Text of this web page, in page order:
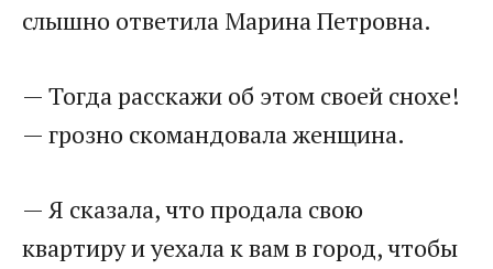
слышно ответила Марина Петровна.
— Тогда расскажи об этом своей снохе!
— грозно скомандовала женщина.
— Я сказала, что продала свою
квартиру и уехала к вам в город, чтобы